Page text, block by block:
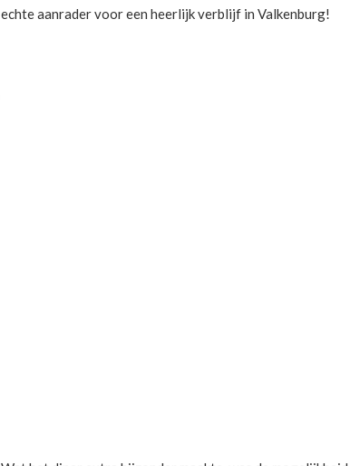
echte aanrader voor een heerlijk verblijf in Valkenburg!